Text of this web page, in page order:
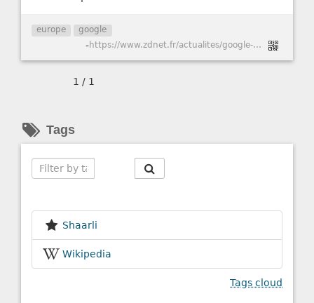
europe google
- https://www.zdnet.fr/actualites/google-434-milliards-d-euros-d-amende-la-grosse-gifle-assenee-par-bruxelles-39871377.htm
1 / 1
Tags
Shaarli
Wikipedia
Tags cloud